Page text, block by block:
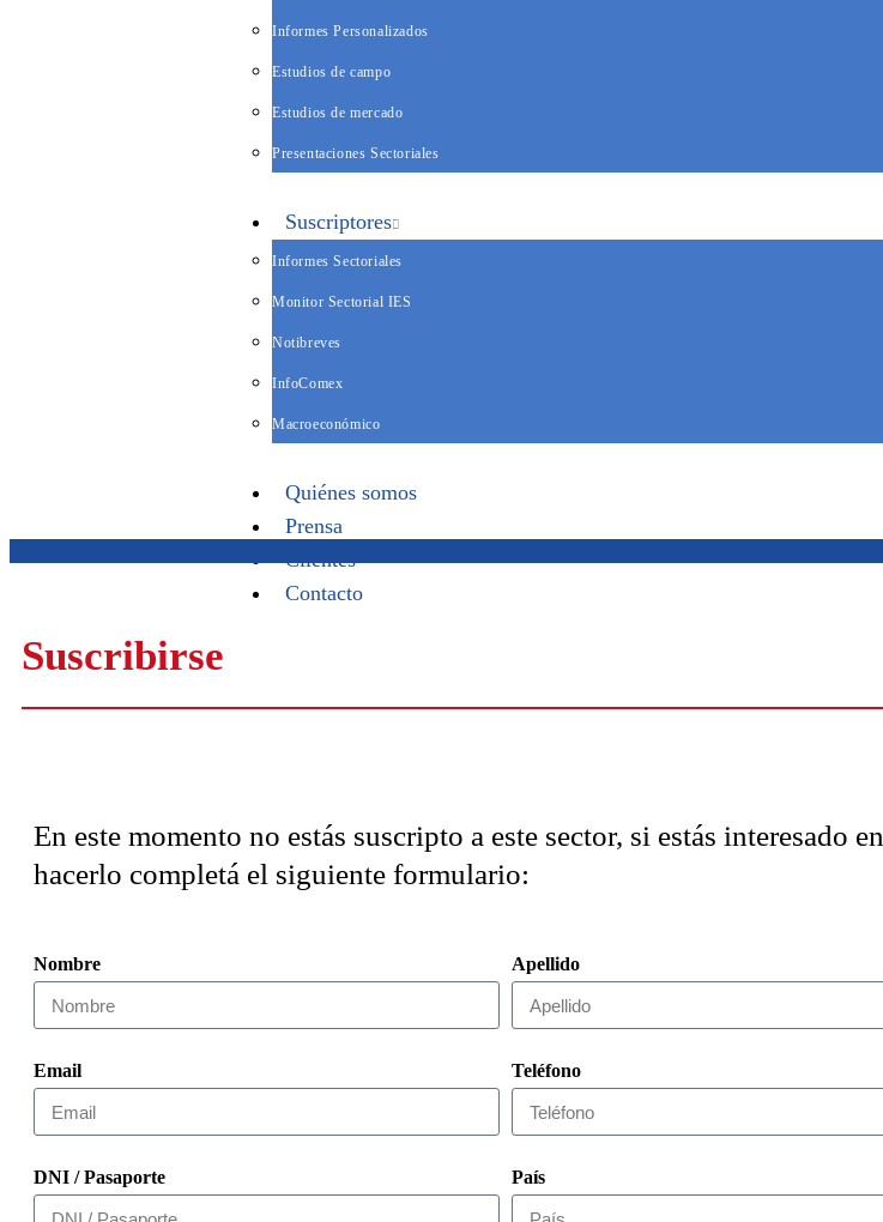
Informes Personalizados
Estudios de campo
Estudios de mercado
Presentaciones Sectoriales
Suscriptores
Informes Sectoriales
Monitor Sectorial IES
Notibreves
InfoComex
Macroeconómico
Quiénes somos
Prensa
Clientes
Contacto
Suscribirse
En este momento no estás suscripto a este sector, si estás interesado en
hacerlo completá el siguiente formulario:
Nombre Apellido
Email Teléfono
DNI / Pasaporte País